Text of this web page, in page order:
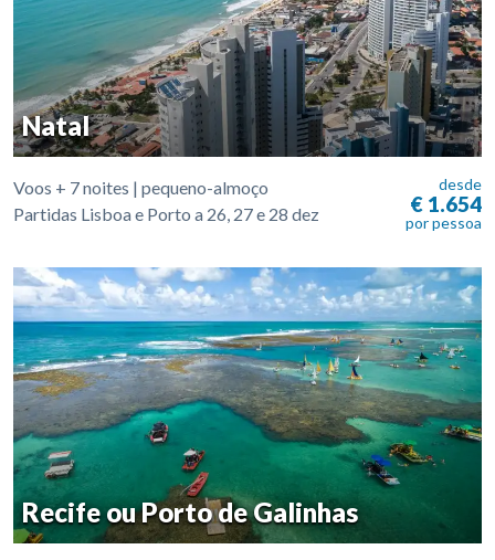
Natal
Voos + 7 noites | pequeno-almoço
Partidas Lisboa e Porto a 26, 27 e 28 dez
desde
€ 1.654
por pessoa
Recife ou Porto de Galinhas